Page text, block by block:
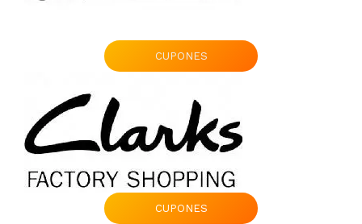
CUPONES
CUPONES